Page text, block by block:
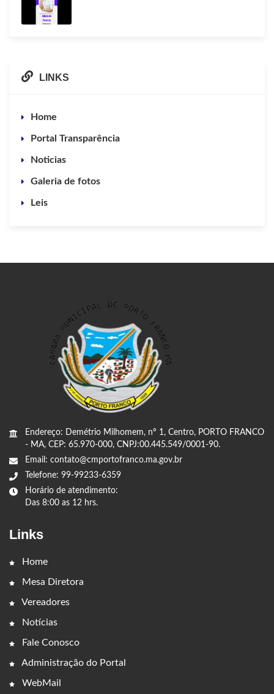
LINKS
Home
Portal Transparência
Noticias
Galeria de fotos
Leis
Endereço: Demétrio Milhomem, nº 1, Centro, PORTO FRANCO
- MA, CEP: 65.970-000, CNPJ:00.445.549/0001-90.
Email: contato@cmportofranco.ma.gov.br
Telefone: 99-99233-6359
Horário de atendimento:
Das 8:00 as 12 hrs.
Links
Home
Mesa Diretora
Vereadores
Notícias
Fale Conosco
Administração do Portal
WebMail